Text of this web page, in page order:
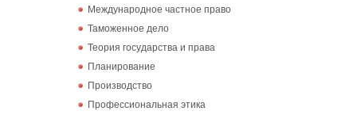
Международное частное право
Таможенное дело
Теория государства и права
Планирование
Производство
Профессиональная этика